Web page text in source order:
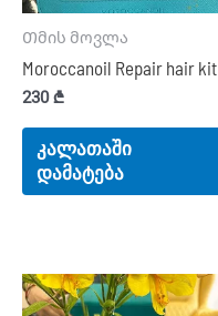
Თმის მოვლა
Moroccanoil Repair hair kit
230₾
კალათაში
დამატება